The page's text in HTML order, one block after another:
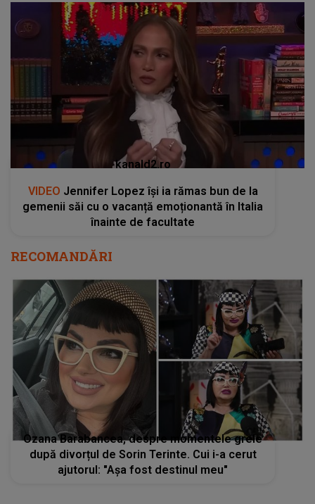
kanald2.ro
VIDEO Jennifer Lopez își ia rămas bun de la
gemenii săi cu o vacanță emoționantă în Italia
înainte de facultate
RECOMANDĂRI
Ozana Barabancea, despre momentele grele
după divorțul de Sorin Terinte. Cui i-a cerut
ajutorul: "Așa fost destinul meu"